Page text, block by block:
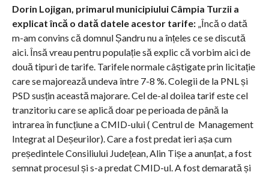
Dorin Lojigan, primarul municipiului Câmpia Turzii a
explicat încă o dată datele acestor tarife:„Încă o dată
m-am convins că domnul Șandru nu a înțeles ce se discută
aici. Însă vreau pentru populație să explic că vorbim aici de
două tipuri de tarife. Tarifele normale câștigate prin licitație
care se majorează undeva între 7-8 %. Colegii de la PNL și
PSD susțin această majorare. Cel de-al doilea tarif este cel
tranzitoriu care se aplică doar pe perioada de până la
intrarea în funcțiune a CMID-ului ( Centrul de Management
Integrat al Deșeurilor). Care a fost predat ieri așa cum
președintele Consiliului Județean, Alin Tișe a anunțat, a fost
semnat procesul și s-a predat CMID-ul. A fost demarată și